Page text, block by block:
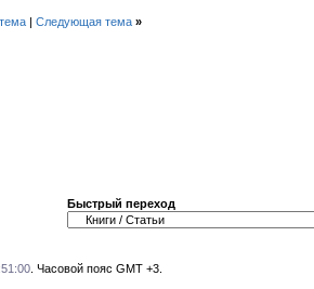
| Следующая тема »
Быстрый переход
. Часовой пояс GMT +3.